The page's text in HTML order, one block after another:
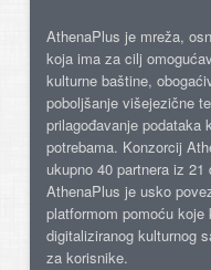
AthenaPlus je mreža,
koja ima za cilj
kulturne baštine,
poboljšanje višejezične
prilagođavanje podataka
potrebama. Konzorcij
ukupno 40 partnera iz
AthenaPlus je usko
platformom pomoću
digitaliziranog kulturnog
za korisnike.